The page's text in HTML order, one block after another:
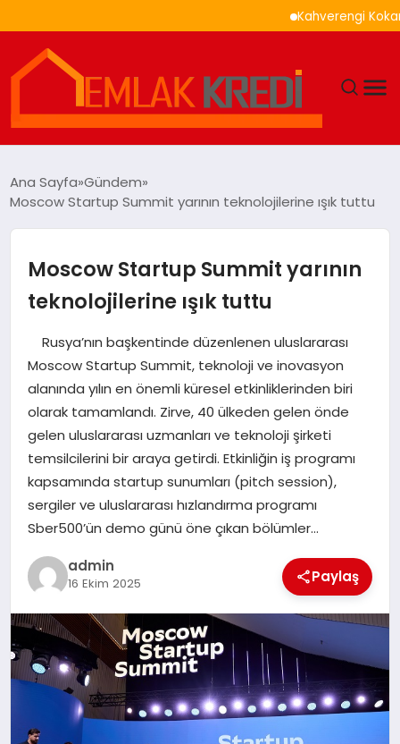
Kahverengi Kokarca İle
DÜNYA
EĞITIM
MAGAZIN
SAĞLIK
SIYASET
SPOR
TEKNOLOJI
YAŞAM
Ana Sayfa Gündem
Moscow Startup Summit yarının teknolojilerine ışık tuttu
Moscow Startup Summit yarının
teknolojilerine ışık tuttu
Rusya’nın başkentinde düzenlenen uluslararası
Moscow Startup Summit, teknoloji ve inovasyon
alanında yılın en önemli küresel etkinliklerinden biri
olarak tamamlandı. Zirve, 40 ülkeden gelen önde
gelen uluslararası uzmanları ve teknoloji şirketi
temsilcilerini bir araya getirdi. Etkinliğin iş programı
kapsamında startup sunumları (pitch session),
sergiler ve uluslararası hızlandırma programı
Sber500’ün demo günü öne çıkan bölümler…
admin
16 Ekim 2025 Paylaş